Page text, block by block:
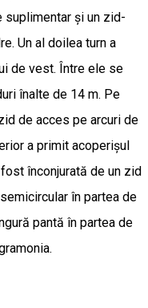
suplimentar și un zid-
Un al doilea turn a
de vest. Între ele se
înalte de 14 m. Pe
de acces pe arcuri de
a primit acoperișul
înconjurată de un zid
în partea de
pantă în partea de